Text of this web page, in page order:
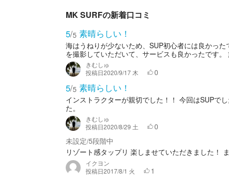
MK SURFの新着口コミ
5/5 素晴らしい！
海はうねりが少ないため、SUP初心者には良かっ
を撮影していただいて、サービスも良かったです
きむしゅ
投稿日2020/9/17 木 0
5/5 素晴らしい！
インストラクターが親切でした！！ 今回はSUPで
た。
きむしゅ
投稿日2020/8/29 土
0
未設定/5段階中
リゾート感タップリ 楽しませていただきました！
イクヨン
投稿日2017/8/1 火 1